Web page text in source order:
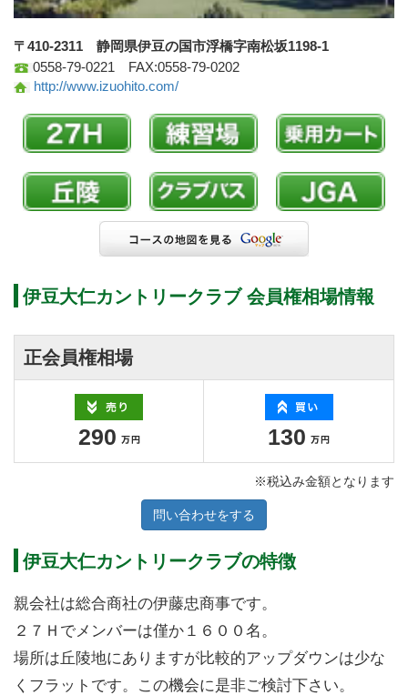
〒410-2311 静岡県伊豆の国市浮橋字南松坂1198-1
0558-79-0221 FAX:0558-79-0202
http://www.izuohito.com/
伊豆大仁カントリークラブ 会員権相場情報
正会員権相場
290 130
※税込み金額となります
問い合わせをする
伊豆大仁カントリークラブの特徴
親会社は総合商社の伊藤忠商事です。
２７Ｈでメンバーは僅か１６００名。
場所は丘陵地にありますが比較的アップダウンは少な
くフラットです。この機会に是非ご検討下さい。